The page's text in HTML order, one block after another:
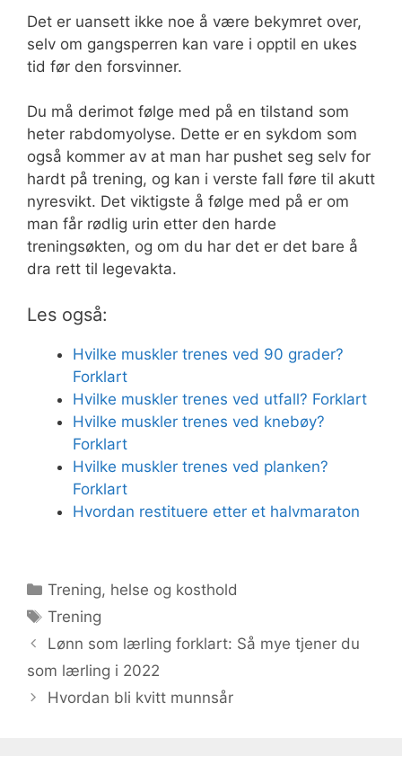
Det er uansett ikke noe å være bekymret over,
selv om gangsperren kan vare i opptil en ukes
tid før den forsvinner.
Du må derimot følge med på en tilstand som
heter rabdomyolyse. Dette er en sykdom som
også kommer av at man har pushet seg selv for
hardt på trening, og kan i verste fall føre til akutt
nyresvikt. Det viktigste å følge med på er om
man får rødlig urin etter den harde
treningsøkten, og om du har det er det bare å
dra rett til legevakta.
Les også:
Hvilke muskler trenes ved 90 grader?
Forklart
Hvilke muskler trenes ved utfall? Forklart
Hvilke muskler trenes ved knebøy?
Forklart
Hvilke muskler trenes ved planken?
Forklart
Hvordan restituere etter et halvmaraton
Kategorier
Trening, helse og kosthold
Stikkord
Trening
Lønn som lærling forklart: Så mye tjener du
som lærling i 2022
Hvordan bli kvitt munnsår